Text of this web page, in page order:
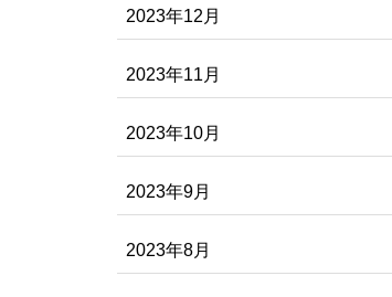
2023年12月
2023年11月
2023年10月
2023年9月
2023年8月